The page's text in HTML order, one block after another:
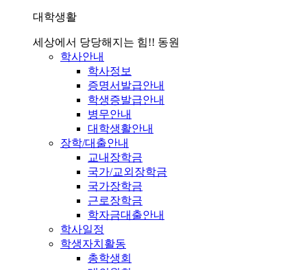
대학생활
세상에서 당당해지는 힘!! 동원
학사안내
학사정보
증명서발급안내
학생증발급안내
병무안내
대학생활안내
장학/대출안내
교내장학금
국가/교외장학금
국가장학금
근로장학금
학자금대출안내
학사일정
학생자치활동
총학생회